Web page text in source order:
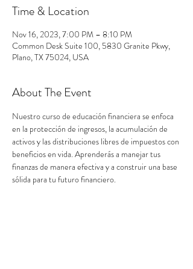
Time & Location
Nov 16, 2023, 7:00 PM – 8:10 PM
Common Desk Suite 100, 5830 Granite Pkwy,
Plano, TX 75024, USA
About The Event
Nuestro curso de educación financiera se enfoca
en la protección de ingresos, la acumulación de
activos y las distribuciones libres de impuestos con
beneficios en vida. Aprenderás a manejar tus
finanzas de manera efectiva y a construir una base
sólida para tu futuro financiero.